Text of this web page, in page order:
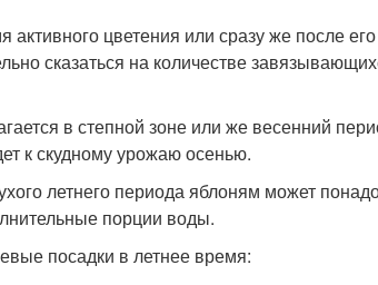
активного цветения или сразу же после
сказаться на количестве
в степной зоне или же весенний
к скудному урожаю осенью.
летнего периода яблоням может
порции воды.
посадки в летнее время: